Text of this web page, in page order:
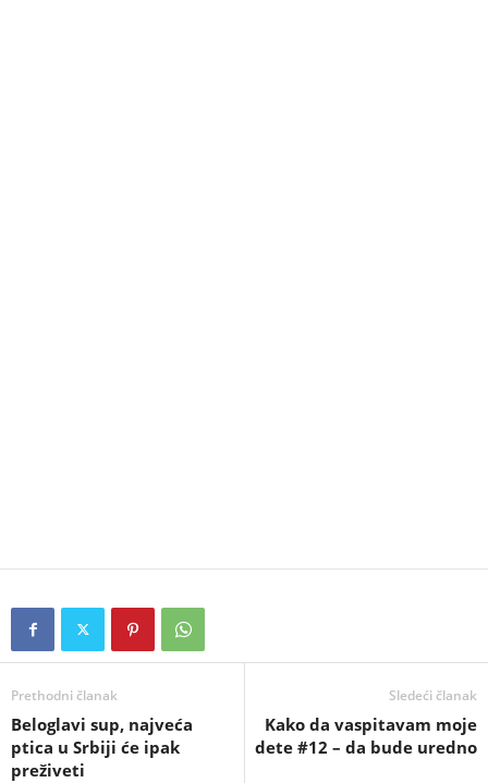
Prethodni članak
Beloglavi sup, najveća
ptica u Srbiji će ipak
preživeti
Sledeći članak
Kako da vaspitavam moje
dete #12 – da bude uredno